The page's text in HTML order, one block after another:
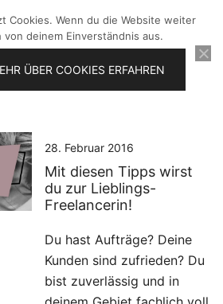
28. Februar 2016
Mit diesen Tipps wirst
du zur Lieblings-
Freelancerin!
Du hast Aufträge? Deine
Kunden sind zufrieden? Du
bist zuverlässig und in
Cookies. Wenn du die Website weiter
deinem Einverständnis aus.
ÜBER COOKIES ERFAHREN